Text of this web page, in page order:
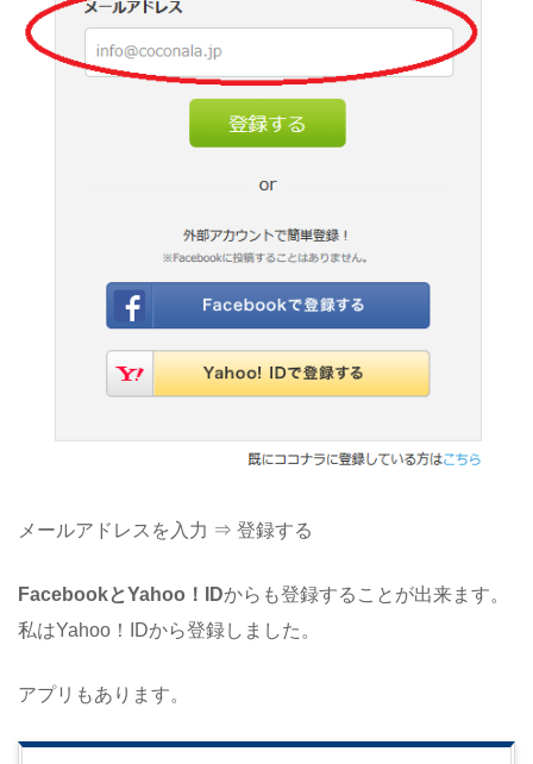
メールアドレスを入力 ⇒ 登録する
FacebookとYahoo！IDからも登録することが出来ます。
私はYahoo！IDから登録しました。
アプリもあります。